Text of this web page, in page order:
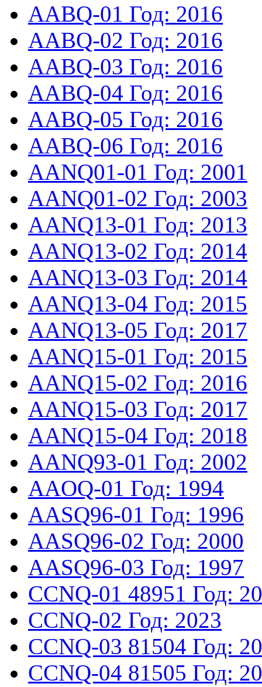
AABQ-01 Год: 2016
AABQ-02 Год: 2016
AABQ-03 Год: 2016
AABQ-04 Год: 2016
AABQ-05 Год: 2016
AABQ-06 Год: 2016
AANQ01-01 Год: 2001
AANQ01-02 Год: 2003
AANQ13-01 Год: 2013
AANQ13-02 Год: 2014
AANQ13-03 Год: 2014
AANQ13-04 Год: 2015
AANQ13-05 Год: 2017
AANQ15-01 Год: 2015
AANQ15-02 Год: 2016
AANQ15-03 Год: 2017
AANQ15-04 Год: 2018
AANQ93-01 Год: 2002
AAOQ-01 Год: 1994
AASQ96-01 Год: 1996
AASQ96-02 Год: 2000
AASQ96-03 Год: 1997
CCNQ-01 48951 Год:
CCNQ-02 Год: 2023
CCNQ-03 81504 Год:
CCNQ-04 81505 Год: